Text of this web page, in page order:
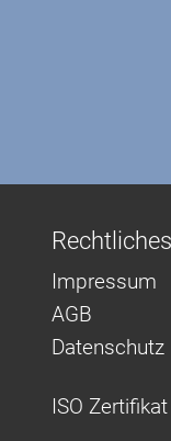
Rechtliches
Impressum
AGB
Datenschutz
ISO Zertifikat